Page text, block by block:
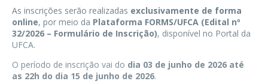
As inscrições serão realizadas exclusivamente de forma
online, por meio da Plataforma FORMS/UFCA (Edital nº
32/2026 – Formulário de Inscrição), disponível no Portal da
UFCA.
O período de inscrição vai do dia 03 de junho de 2026 até
as 22h do dia 15 de junho de 2026.